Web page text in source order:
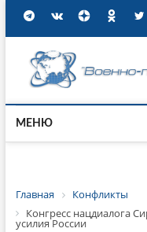
МЕНЮ
Главная
Конфликты
Конгресс нацдиалога
усилия России